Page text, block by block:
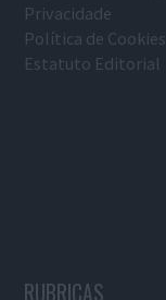
Privacidade
Política de Cookies
Estatuto Editorial
RUBRICAS